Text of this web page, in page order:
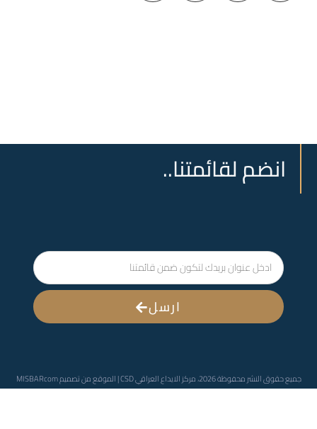
انضم لقائمتنا..
ارسل
جميع حقوق النشر محفوظة 2026، مركز الايداع العراقي CSD | الموقع من تصميم MISBARcom